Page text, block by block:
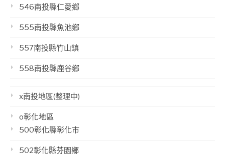
546南投縣仁愛鄉
555南投縣魚池鄉
557南投縣竹山鎮
558南投縣鹿谷鄉
x南投地區(整理中)
o彰化地區
500彰化縣彰化市
502彰化縣芬園鄉